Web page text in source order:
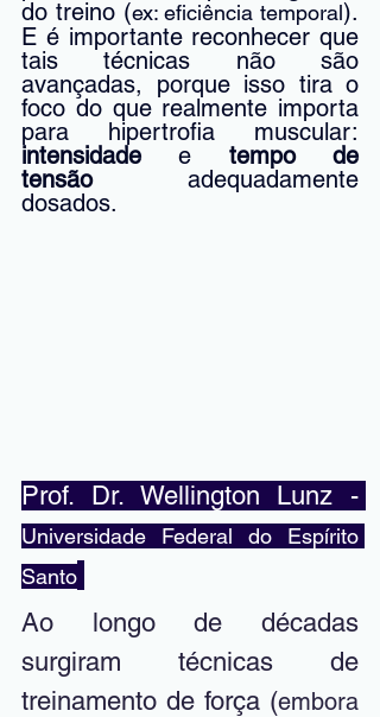
do treino (ex: eficiência temporal).
E é importante reconhecer que
tais técnicas não são
avançadas, porque isso tira o
foco do que realmente importa
intensidade e tempo de
tensão adequadamente
dosados.
Universidade Federal do Espírito
Santo
Ao longo de décadas
surgiram técnicas de
treinamento de força (embora